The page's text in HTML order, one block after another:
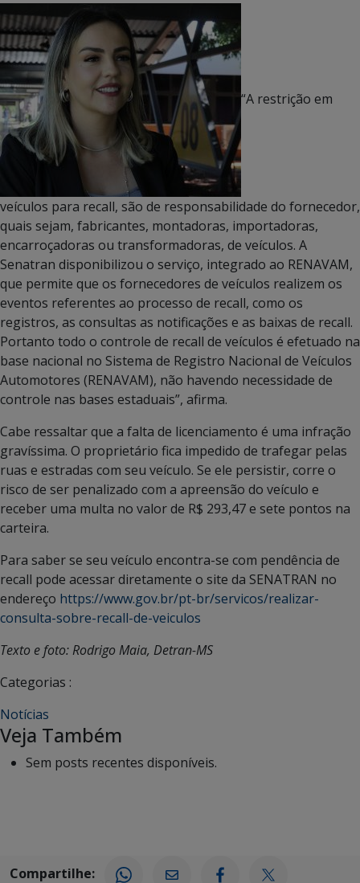
“A restrição em
veículos para recall, são de responsabilidade do fornecedor,
quais sejam, fabricantes, montadoras, importadoras,
encarroçadoras ou transformadoras, de veículos. A
Senatran disponibilizou o serviço, integrado ao RENAVAM,
que permite que os fornecedores de veículos realizem os
eventos referentes ao processo de recall, como os
registros, as consultas as notificações e as baixas de recall.
Portanto todo o controle de recall de veículos é efetuado na
base nacional no Sistema de Registro Nacional de Veículos
Automotores (RENAVAM), não havendo necessidade de
controle nas bases estaduais”, afirma.
Cabe ressaltar que a falta de licenciamento é uma infração
gravíssima. O proprietário fica impedido de trafegar pelas
ruas e estradas com seu veículo. Se ele persistir, corre o
risco de ser penalizado com a apreensão do veículo e
receber uma multa no valor de R$ 293,47 e sete pontos na
carteira.
Para saber se seu veículo encontra-se com pendência de
recall pode acessar diretamente o site da SENATRAN no
endereço https://www.gov.br/pt-br/servicos/realizar-
consulta-sobre-recall-de-veiculos
Texto e foto: Rodrigo Maia, Detran-MS
Categorias :
Notícias
Veja Também
Sem posts recentes disponíveis.
Compartilhe: